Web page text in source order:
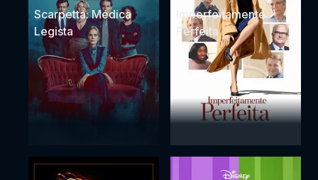
Scarpetta: Médica
Legista
Imperfeitamente
Perfeita